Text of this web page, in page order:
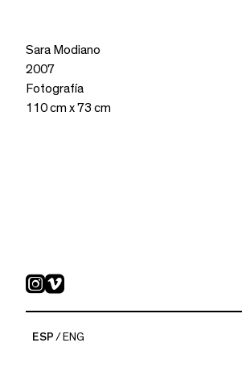
Sara Modiano
2007
Fotografía
110 cm x 73 cm
ESP ENG